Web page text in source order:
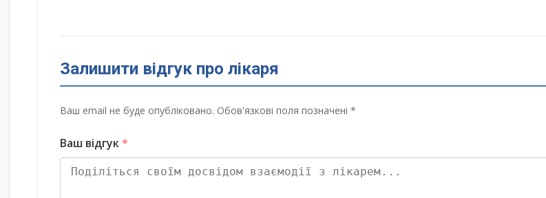
Залишити відгук про лікаря
Ваш email не буде опубліковано. Обов'язкові поля позначені *
Ваш відгук*